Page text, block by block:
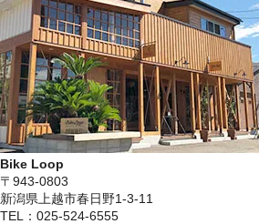
Bike Loop
〒943-0803
新潟県上越市春日野1-3-11
TEL：025-524-6555